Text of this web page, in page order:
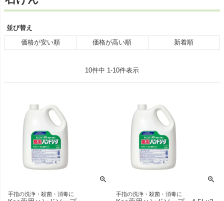
並び替え
価格が安い順 価格が高い順 新着順
10件中 1-10件表示
手指の洗浄・殺菌・消毒に 手指の洗浄・殺菌・消毒に